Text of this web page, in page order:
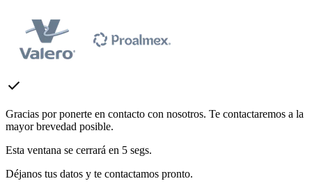
check
Gracias por ponerte en contacto con nosotros. Te contactaremos a la
mayor brevedad posible.
Esta ventana se cerrará en 5 segs.
Déjanos tus datos y te contactamos pronto.